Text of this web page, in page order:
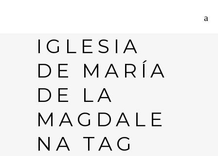
IGLESIA
DE MARÍA
DE LA
MAGDALE
NA TAG